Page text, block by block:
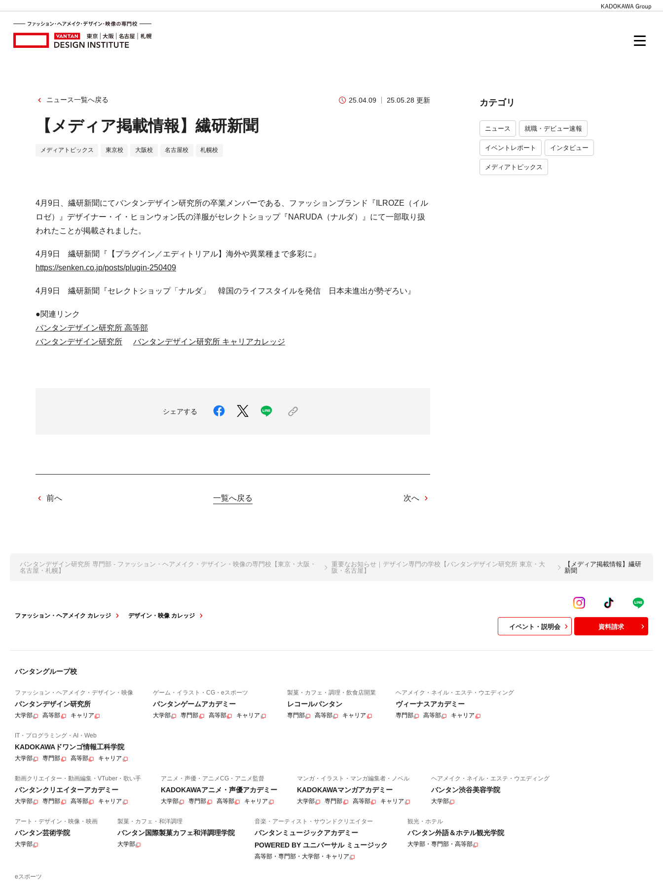
ニュース一覧へ戻る 25.04.09 25.05.28 更新
【メディア掲載情報】繊研新聞
メディアトピックス 東京校 大阪校 名古屋校 札幌校
4月9日、繊研新聞にてバンタンデザイン研究所の卒業メンバーである、ファッションブランド『ILROZE（イル
ロゼ）』デザイナー・イ・ヒョンウォン氏の洋服がセレクトショップ『NARUDA（ナルダ）』にて一部取り扱
われたことが掲載されました。
4月9日 繊研新聞『【プラグイン／エディトリアル】海外や異業種まで多彩に』
https://senken.co.jp/posts/plugin-250409
4月9日 繊研新聞『セレクトショップ「ナルダ」 韓国のライフスタイルを発信 日本未進出が勢ぞろい』
●関連リンク
バンタンデザイン研究所 高等部
バンタンデザイン研究所
バンタンデザイン研究所 キャリアカレッジ
シェアする
前へ 一覧へ戻る 次へ
カテゴリ
ニュース 就職・デビュー速報
イベントレポート インタビュー
メディアトピックス
バンタンデザイン研究所 専門部 - ファッション・ヘアメイク・デザイン・映像の専門校【東京・大阪・
名古屋・札幌】
重要なお知らせ｜デザイン専門の学校【バンタンデザイン研究所 東京・大
阪・名古屋】
【メディア掲載情報】繊研
新聞
ファッション・ヘアメイク カレッジ デザイン・映像 カレッジ
イベント・説明会 資料請求
バンタングループ校
ファッション・ヘアメイク・デザイン・映像
バンタンデザイン研究所
大学部 高等部 キャリア
ゲーム・イラスト・CG・eスポーツ
バンタンゲームアカデミー
大学部 専門部 高等部 キャリア
製菓・カフェ・調理・飲食店開業
レコールバンタン
専門部 高等部 キャリア
ヘアメイク・ネイル・エステ・ウエディング
ヴィーナスアカデミー
専門部 高等部 キャリア
IT・プログラミング・AI・Web
KADOKAWAドワンゴ情報工科学院
大学部 専門部 高等部 キャリア
動画クリエイター・動画編集・VTuber・歌い手
バンタンクリエイターアカデミー
大学部 専門部 高等部 キャリア
アニメ・声優・アニメCG・アニメ監督
KADOKAWAアニメ・声優アカデミー
大学部 専門部 高等部 キャリア
マンガ・イラスト・マンガ編集者・ノベル
KADOKAWAマンガアカデミー
大学部 専門部 高等部 キャリア
ヘアメイク・ネイル・エステ・ウエディング
バンタン渋谷美容学院
大学部
アート・デザイン・映像・映画
バンタン芸術学院
大学部
製菓・カフェ・和洋調理
バンタン国際製菓カフェ和洋調理学院
大学部
音楽・アーティスト・サウンドクリエイター
バンタンミュージックアカデミー
POWERED BY ユニバーサル ミュージック
高等部・専門部・大学部・キャリア
観光・ホテル
バンタン外語＆ホテル観光学院
大学部・専門部・高等部
eスポーツ